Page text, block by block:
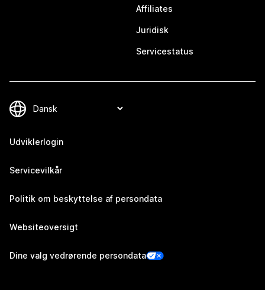
Affiliates
Juridisk
Servicestatus
Udviklerlogin
Servicevilkår
Politik om beskyttelse af persondata
Websiteoversigt
Dine valg vedrørende persondata